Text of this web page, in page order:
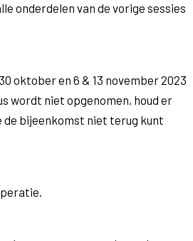
onderdelen van de vorige sessies
oktober en 6 & 13 november 2023
wordt niet opgenomen, houd er
de bijeenkomst niet terug kunt